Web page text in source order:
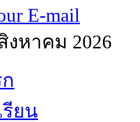
E-mail
งหาคม 2026
รียน